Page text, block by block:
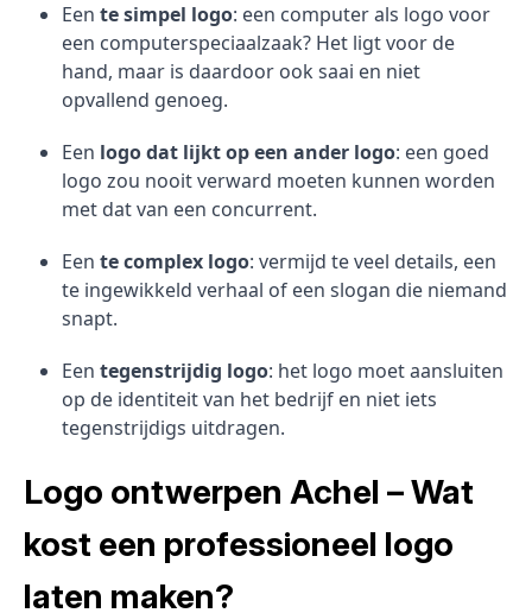
Een te simpel logo: een computer als logo voor
een computerspeciaalzaak? Het ligt voor de
hand, maar is daardoor ook saai en niet
opvallend genoeg.
Een logo dat lijkt op een ander logo: een goed
logo zou nooit verward moeten kunnen worden
met dat van een concurrent.
Een te complex logo: vermijd te veel details, een
te ingewikkeld verhaal of een slogan die niemand
snapt.
Een tegenstrijdig logo: het logo moet aansluiten
op de identiteit van het bedrijf en niet iets
tegenstrijdigs uitdragen.
Logo ontwerpen Achel – Wat
kost een professioneel logo
laten maken?